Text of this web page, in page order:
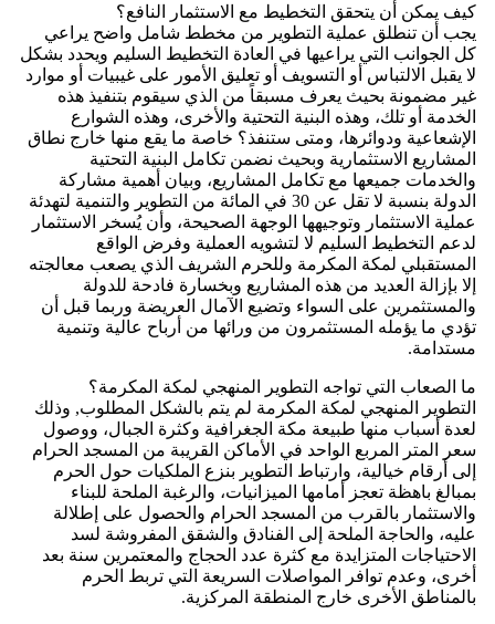
كيف يمكن أن يتحقق التخطيط مع الاستثمار النافع؟
يجب أن تنطلق عملية التطوير من مخطط شامل واضح يراعي
كل الجوانب التي يراعيها في العادة التخطيط السليم ويحدد بشكل
لا يقبل الالتباس أو التسويف أو تعليق الأمور على غيبيات أو موارد
غير مضمونة بحيث يعرف مسبقاً من الذي سيقوم بتنفيذ هذه
الخدمة أو تلك، وهذه البنية التحتية والأخرى، وهذه الشوارع
الإشعاعية ودوائرها، ومتى ستنفذ؟ خاصة ما يقع منها خارج نطاق
المشاريع الاستثمارية وبحيث نضمن تكامل البنية التحتية
والخدمات جميعها مع تكامل المشاريع، وبيان أهمية مشاركة
الدولة بنسبة لا تقل عن 30 في المائة من التطوير والتنمية لتهدئة
عملية الاستثمار وتوجيهها الوجهة الصحيحة، وأن يُسخر الاستثمار
لدعم التخطيط السليم لا لتشويه العملية وفرض الواقع
المستقبلي لمكة المكرمة وللحرم الشريف الذي يصعب معالجته
إلا بإزالة العديد من هذه المشاريع وبخسارة فادحة للدولة
والمستثمرين على السواء وتضيع الآمال العريضة وربما قبل أن
تؤدي ما يؤمله المستثمرون من ورائها من أرباح عالية وتنمية
مستدامة.
ما الصعاب التي تواجه التطوير المنهجي لمكة المكرمة؟
التطوير المنهجي لمكة المكرمة لم يتم بالشكل المطلوب, وذلك
لعدة أسباب منها طبيعة مكة الجغرافية وكثرة الجبال، ووصول
سعر المتر المربع الواحد في الأماكن القريبة من المسجد الحرام
إلى أرقام خيالية، وارتباط التطوير بنزع الملكيات حول الحرم
بمبالغ باهظة تعجز أمامها الميزانيات، والرغبة الملحة للبناء
والاستثمار بالقرب من المسجد الحرام والحصول على إطلالة
عليه، والحاجة الملحة إلى الفنادق والشقق المفروشة لسد
الاحتياجات المتزايدة مع كثرة عدد الحجاج والمعتمرين سنة بعد
أخرى، وعدم توافر المواصلات السريعة التي تربط الحرم
بالمناطق الأخرى خارج المنطقة المركزية.